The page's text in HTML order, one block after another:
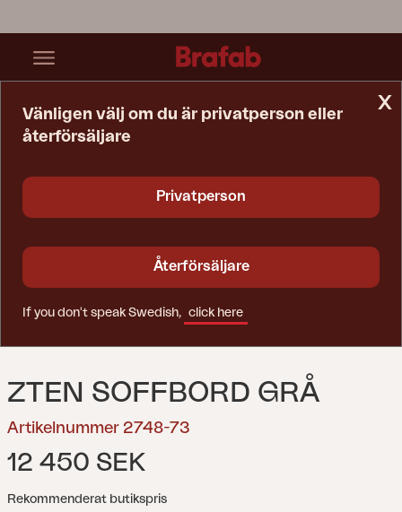
ZTEN SOFFBORD GRÅ
Artikelnummer 2748-73
12 450 SEK
Rekommenderat butikspris
x
Vänligen välj om du är privatperson eller
återförsäljare
Privatperson
Återförsäljare
If you don't speak Swedish, click here